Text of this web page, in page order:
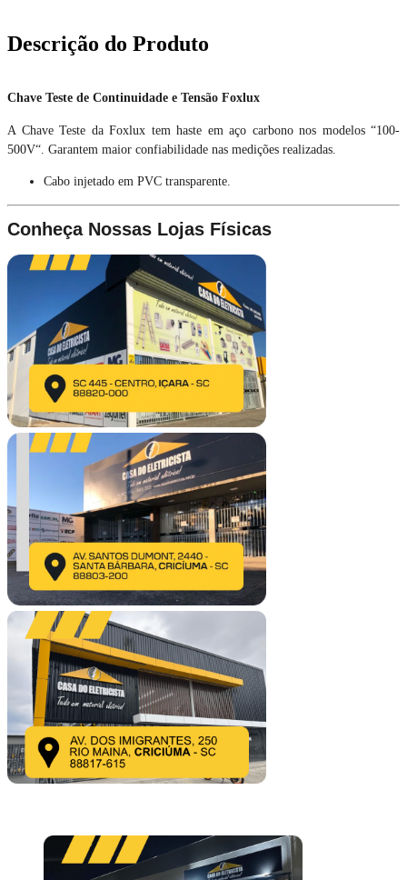
Descrição do Produto
Chave Teste de Continuidade e Tensão Foxlux
A Chave Teste da Foxlux tem haste em aço carbono nos modelos “100-
500V“. Garantem maior confiabilidade nas medições realizadas.
Cabo injetado em PVC transparente.
Conheça Nossas Lojas Físicas